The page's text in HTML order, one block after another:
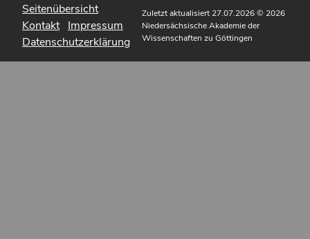
Seitenübersicht
Kontakt Impressum
Datenschutzerklärung
Zuletzt aktualisiert 27.07.2026© 2026
Niedersächsische Akademie der
Wissenschaften zu Göttingen